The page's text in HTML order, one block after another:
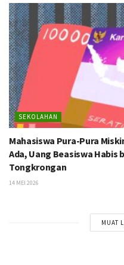
SEKOLAHAN
Mahasiswa Pura-Pura
Ada, Uang Beasiswa Habis
Tongkrongan
14 MEI 2026
MUAT